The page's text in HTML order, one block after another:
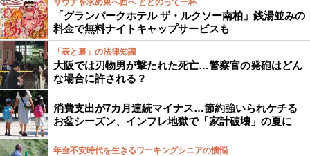
サウナを求め東へ西へ ととのって一杯
「グランパークホテル ザ・ルクソー南柏」銭湯並みの
料金で無料ナイトキャップサービスも
「表と裏」の法律知識
大阪では刃物男が撃たれた死亡…警察官の発砲はどん
な場合に許される？
消費支出が7カ月連続マイナス…節約強いられケチる
お盆シーズン、インフレ地獄で「家計破壊」の夏に
年金不安時代を生きるワーキングシニアの懊悩